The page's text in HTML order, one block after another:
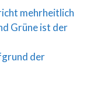
mehrheitlich
Grüne ist der
der